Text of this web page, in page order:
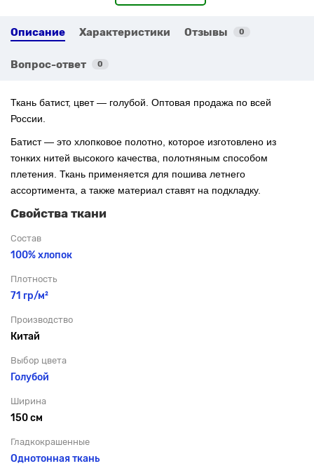
Описание Характеристики Отзывы 0
Вопрос-ответ 0
Ткань батист, цвет — голубой. Оптовая продажа по всей
России.
Батист — это хлопковое полотно, которое изготовлено из
тонких нитей высокого качества, полотняным способом
плетения. Ткань применяется для пошива летнего
ассортимента, а также материал ставят на подкладку.
Свойства ткани
Состав
100% хлопок
Плотность
71 гр/м²
Производство
Китай
Выбор цвета
Голубой
Ширина
150 см
Гладкокрашенные
Однотонная ткань